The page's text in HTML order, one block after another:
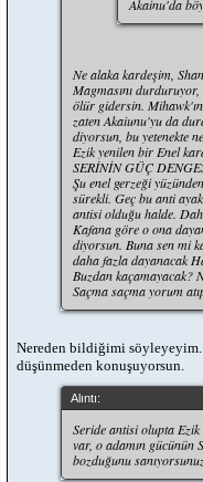
Akainu'da
Ne alaka kardeşim,
Magmasını
ölür gidersin.
zaten Akaiunu'yu da
diyorsun, bu yetenekte
Ezik yenilen bir Enel
SERİNİN GÜÇ
Şu enel gerzeği
sürekli. Geç bu anti
antisi olduğu halde.
Kafana göre o ona
diyorsun. Buna sen mi
daha fazla dayanacak
Buzdan kaçamayacak?
Saçma saçma yorum
Nereden bildiğimi söyleyeyim.
düşünmeden konuşuyorsun.
Alıntı:
Seride antisi olupta
var, o adamın
bozduğunu